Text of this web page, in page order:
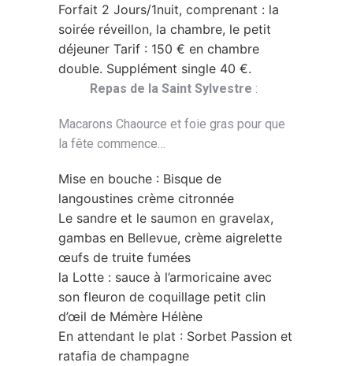
Forfait 2 Jours/1nuit, comprenant : la
soirée réveillon, la chambre, le petit
déjeuner Tarif : 150 € en chambre
double. Supplément single 40 €.
Repas de la Saint Sylvestre :
Macarons Chaource et foie gras pour que
la fête commence…
Mise en bouche : Bisque de
langoustines crème citronnée
Le sandre et le saumon en gravelax,
gambas en Bellevue, crème aigrelette
œufs de truite fumées
la Lotte : sauce à l’armoricaine avec
son fleuron de coquillage petit clin
d’œil de Mémère Hélène
En attendant le plat : Sorbet Passion et
ratafia de champagne